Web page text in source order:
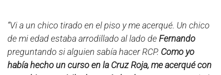
“Vi a un chico tirado en el piso y me acerqué. Un chico
de mi edad estaba arrodillado al lado deFernando
preguntando si alguien sabía hacer RCP. Como yo
había hecho un curso en la Cruz Roja, me acerqué con